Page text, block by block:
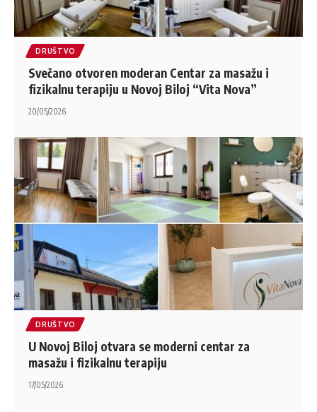
DRUŠTVO
Svečano otvoren moderan Centar za masažu i
fizikalnu terapiju u Novoj Biloj “Vita Nova”
20/05/2026
DRUŠTVO
U Novoj Biloj otvara se moderni centar za
masažu i fizikalnu terapiju
17/05/2026